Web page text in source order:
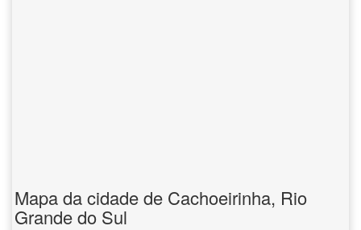
Mapa da cidade de Cachoeirinha, Rio
Grande do Sul